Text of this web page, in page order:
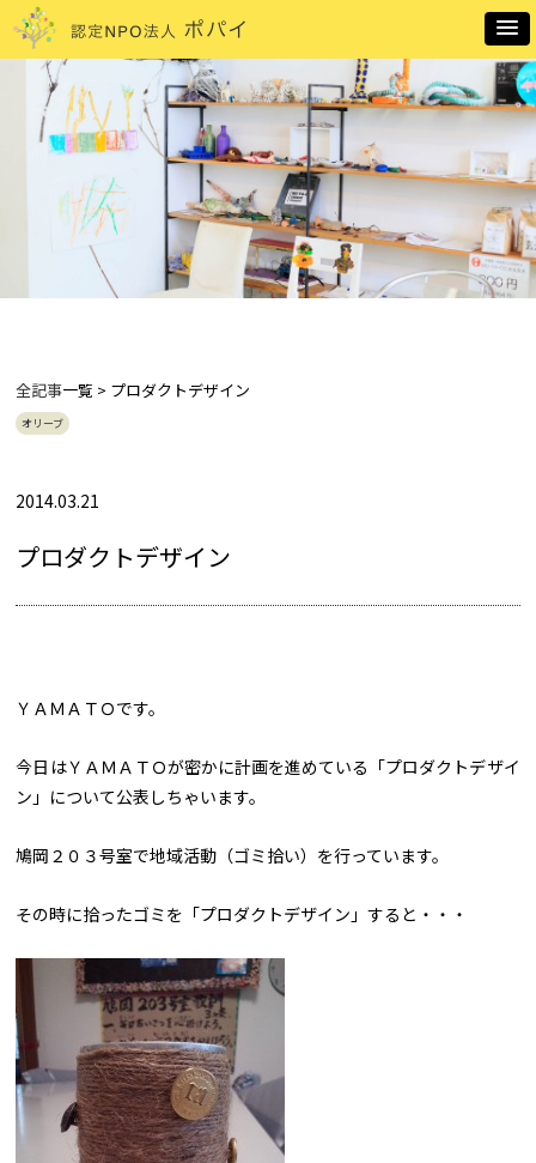
全記事一覧 > プロダクトデザイン
オリーブ
2014.03.21
プロダクトデザイン
ＹＡＭＡＴＯです。
今日はＹＡＭＡＴＯが密かに計画を進めている「プロダクトデザイ
ン」について公表しちゃいます。
鳩岡２０３号室で地域活動（ゴミ拾い）を行っています。
その時に拾ったゴミを「プロダクトデザイン」すると・・・